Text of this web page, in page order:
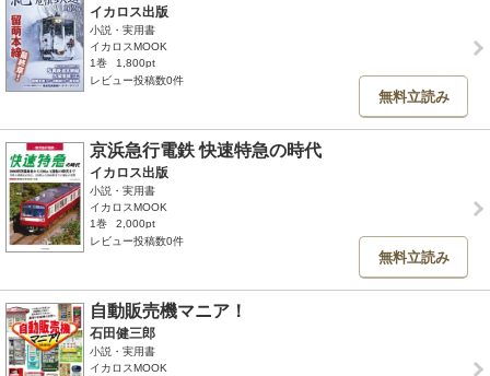
イカロス出版
小説・実用書
イカロスMOOK
1巻
1,800pt
レビュー投稿数0件
無料立読み
京浜急行電鉄 快速特急の時代
イカロス出版
小説・実用書
イカロスMOOK
1巻
2,000pt
レビュー投稿数0件
無料立読み
自動販売機マニア！
石田健三郎
小説・実用書
イカロスMOOK